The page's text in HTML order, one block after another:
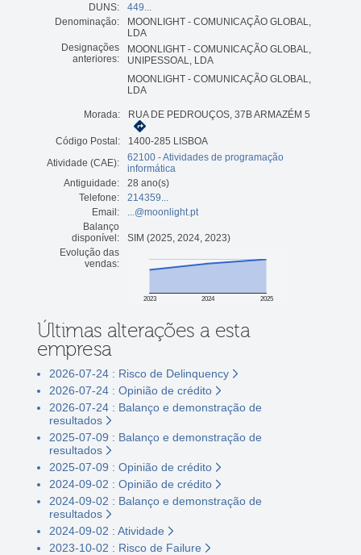
DUNS:
449...
Denominação:
MOONLIGHT - COMUNICAÇÃO GLOBAL,
LDA
Designações
anteriores:
MOONLIGHT - COMUNICAÇÃO GLOBAL,
UNIPESSOAL, LDA
MOONLIGHT - COMUNICAÇÃO GLOBAL,
LDA
Morada: RUA DE PEDROUÇOS, 37B ARMAZÉM 5
Código Postal:
1400-285 LISBOA
Atividade (CAE):
62100 - Atividades de programação
informática
Antiguidade:
28 ano(s)
Telefone:
214359...
Email:
...@moonlight.pt
Balanço
disponível:
SIM (2025, 2024, 2023)
Evolução das
vendas:
2023 2024 2025
Últimas alterações a esta
empresa
2026-07-24 : Risco de Delinquency
2026-07-24 : Opinião de crédito
2026-07-24 : Balanço e demonstração de
resultados
2025-07-09 : Balanço e demonstração de
resultados
2025-07-09 : Opinião de crédito
2024-09-02 : Opinião de crédito
2024-09-02 : Balanço e demonstração de
resultados
2024-09-02 : Atividade
2023-10-02 : Risco de Failure